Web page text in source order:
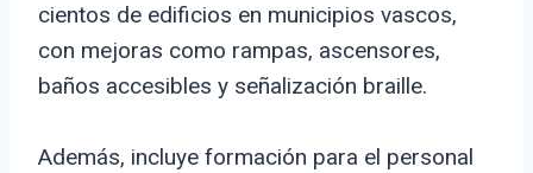
cientos de edificios en municipios vascos,
con mejoras como rampas, ascensores,
baños accesibles y señalización braille.
Además, incluye formación para el personal